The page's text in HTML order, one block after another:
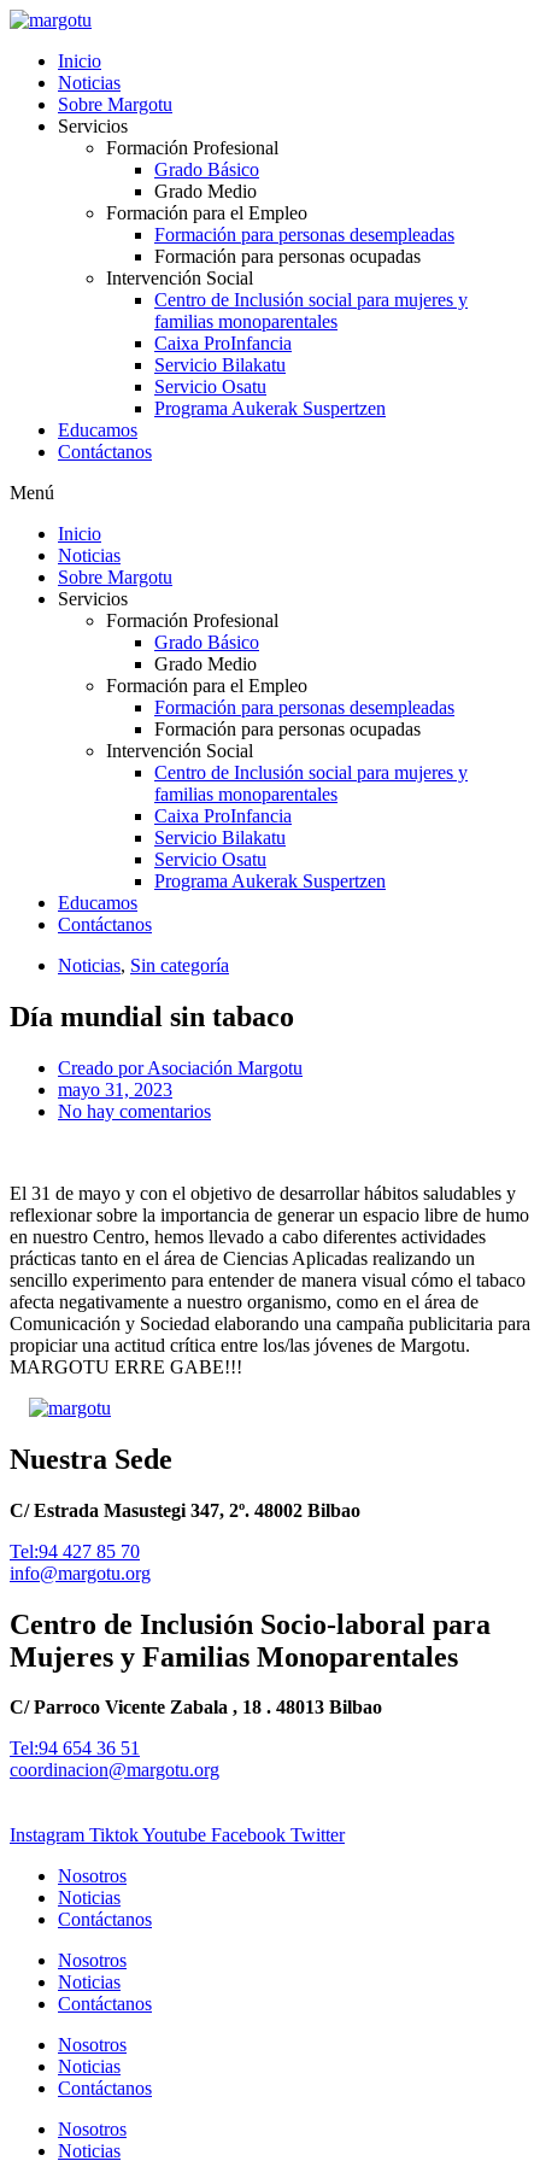
Ir
contenido
Inicio
Noticias
Sobre Margotu
Servicios
Formación Profesional
Grado Básico
Grado Medio
Formación para el Empleo
Formación para personas desempleadas
Formación para personas ocupadas
Intervención Social
Centro de Inclusión social para mujeres y
familias monoparentales
Caixa ProInfancia
Servicio Bilakatu
Servicio Osatu
Programa Aukerak Suspertzen
Educamos
Contáctanos
Menú
Inicio
Noticias
Sobre Margotu
Servicios
Formación Profesional
Grado Básico
Grado Medio
Formación para el Empleo
Formación para personas desempleadas
Formación para personas ocupadas
Intervención Social
Centro de Inclusión social para mujeres y
familias monoparentales
Caixa ProInfancia
Servicio Bilakatu
Servicio Osatu
Programa Aukerak Suspertzen
Educamos
Contáctanos
Noticias, Sin categoría
Día mundial sin tabaco
Creado porAsociación Margotu
mayo 31, 2023
No hay comentarios
El 31 de mayo y con el objetivo de desarrollar hábitos saludables y
reflexionar sobre la importancia de generar un espacio libre de humo
en nuestro Centro, hemos llevado a cabo diferentes actividades
prácticas tanto en el área de Ciencias Aplicadas realizando un
sencillo experimento para entender de manera visual cómo el tabaco
afecta negativamente a nuestro organismo, como en el área de
Comunicación y Sociedad elaborando una campaña publicitaria para
propiciar una actitud crítica entre los/las jóvenes de Margotu.
MARGOTU ERRE GABE!!!
Nuestra Sede
C/ Estrada Masustegi 347, 2º. 48002 Bilbao
Tel:94 427 85 70
info@margotu.org
Centro de Inclusión Socio-laboral para
Mujeres y Familias Monoparentales
C/ Parroco Vicente Zabala , 18 . 48013 Bilbao
Tel:94 654 36 51
coordinacion@margotu.org
Instagram TiktokYoutube Facebook Twitter
Nosotros
Noticias
Contáctanos
Nosotros
Noticias
Contáctanos
Nosotros
Noticias
Contáctanos
Nosotros
Noticias